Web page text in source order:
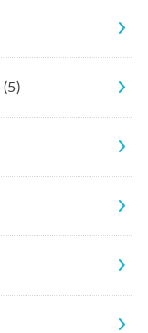
(5)